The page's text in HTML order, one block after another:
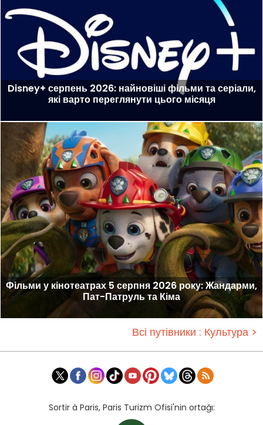
Disney+ серпень 2026: найновіші фільми та серіали,
які варто переглянути цього місяця
Фільми у кінотеатрах 5 серпня 2026 року: Жандарми,
Пат-Патруль та Кіма
Всі путівники : Культура >
Sortir à Paris, Paris Turizm Ofisi'nin ortağı: